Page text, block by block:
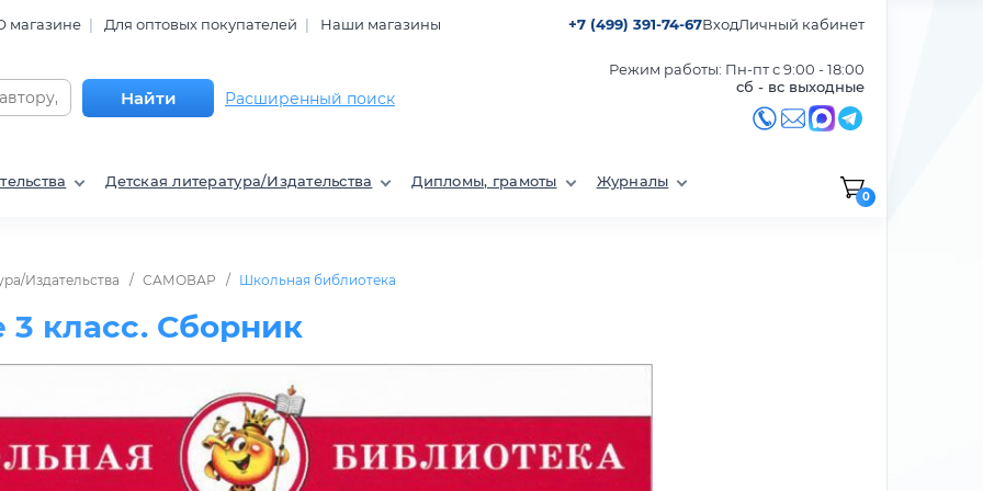
магазине Для оптовых покупателей Наши магазины +7 (499) 391-74-67ВходЛичный кабинет
Найти Расширенный поиск
Режим работы: Пн-пт с 9:00 - 18:00
сб - вс выходные
Детская литература/Издательства Дипломы, грамоты Журналы
0
Издательства САМОВАР Школьная библиотека
3 класс. Сборник